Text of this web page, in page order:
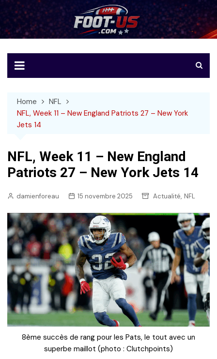
to
content
Foot-US
Le football américain en français
Home
NFL
NFL, Week 11 – New England Patriots 27 – New York
Jets 14
NFL, Week 11 – New England
Patriots 27 – New York Jets 14
damienforeau 15 novembre 2025 Actualité, NFL
8ème succès de rang pour les Pats, le tout avec un
superbe maillot (photo : Clutchpoints)